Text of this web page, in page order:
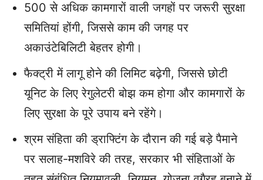
500 से अधिक कामगारों वाली जगहों पर जरूरी सुरक्षा
समितियां होंगी, जिससे काम की जगह पर
अकाउंटेबिलिटी बेहतर होगी।
फैक्ट्री में लागू होने की लिमिट बढ़ेगी, जिससे छोटी
यूनिट के लिए रेगुलेटरी बोझ कम होगा और कामगारों के
लिए सुरक्षा के पूरे उपाय बने रहेंगे।
श्रम संहिता की ड्राफ्टिंग के दौरान की गई बड़े पैमाने
पर सलाह-मशविरे की तरह, सरकार भी संहिताओं के